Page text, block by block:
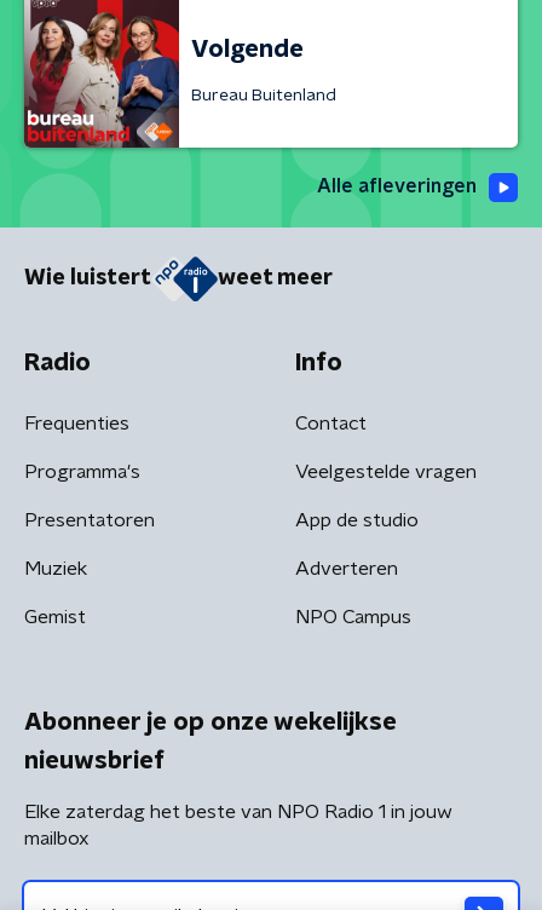
Volgende
Bureau Buitenland
Alle afleveringen
Wie luistert weet meer
Radio
Frequenties
Programma's
Presentatoren
Muziek
Gemist
Info
Contact
Veelgestelde vragen
App de studio
Adverteren
NPO Campus
Abonneer je op onze wekelijkse
nieuwsbrief
Elke zaterdag het beste van NPO Radio 1 in jouw
mailbox